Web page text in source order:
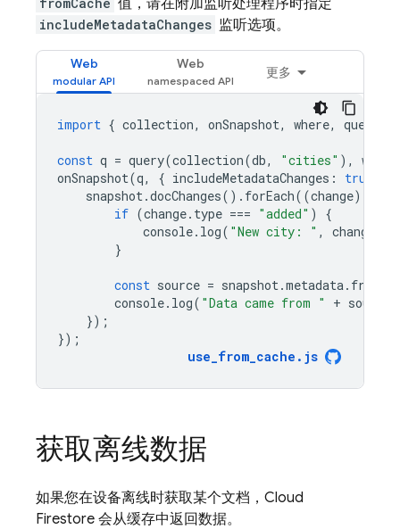
值，请在附加监听处理程序时指定
includeMetadataChanges 监听选项。
Web Web
更多
import { collection, onSnapshot, where, query
const q = query(collection(db, "cities" ), where
onSnapshot(q, { includeMetadataChanges : true
snapshot.docChanges(). forEach((change)
if (change. type === "added" )
{
console. log( "New city: " , change
}
const source = snapshot.metadata.
console. log( "Data came from " + source
});
});
use_from_cache . js
获取离线数据
如果您在设备离线时获取某个文档， Cloud
Firestore 会从缓存中返回数据。